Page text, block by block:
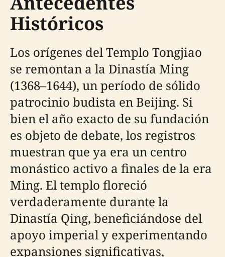
Históricos
Los orígenes del Templo Tongjiao
se remontan a la Dinastía Ming
(1368–1644), un período de sólido
patrocinio budista en Beijing. Si
bien el año exacto de su fundación
es objeto de debate, los registros
muestran que ya era un centro
monástico activo a finales de la era
Ming. El templo floreció
verdaderamente durante la
Dinastía Qing, beneficiándose del
apoyo imperial y experimentando
expansiones significativas,